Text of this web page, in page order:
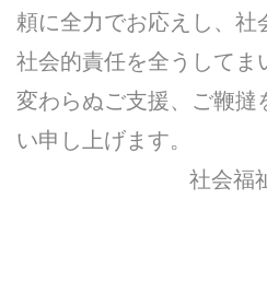
頼に全力でお応えし、社
社会的責任を全うしてま
変わらぬご支援、ご鞭撻
い申し上げます。
社会福